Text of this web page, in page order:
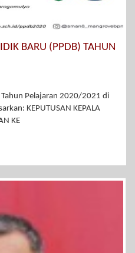
BARU (PPDB) TAHUN
Pelajaran 2020/2021 di
KEPUTUSAN KEPALA
KE